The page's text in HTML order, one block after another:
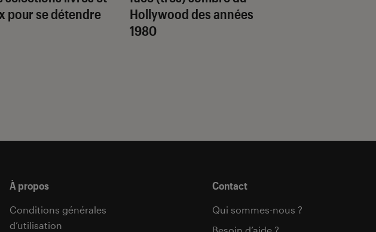
pour se détendre
Hollywood des années
1980
À propos
Conditions générales
d’utilisation
Contact
Qui sommes-nous ?